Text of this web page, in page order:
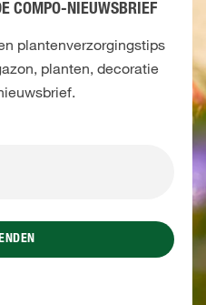
COMPO-NIEUWSBRIEF
plantenverzorgingstips
planten, decoratie